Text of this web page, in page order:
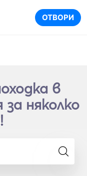
ОТВОРИ
в
няколко